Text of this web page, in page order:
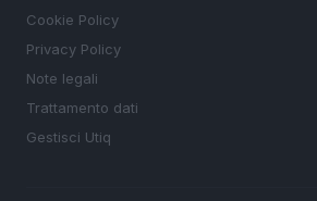
Cookie Policy
Privacy Policy
Note legali
Trattamento dati
Gestisci Utiq